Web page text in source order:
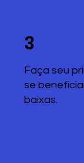
3
Faça seu
se
baixas.